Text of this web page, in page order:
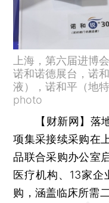
上海，第六届进博
诺和诺德展台，诺
液），诺和平（地
photo
【财新网】 落
项集采接续采购在
品联合采购办公室
医疗机构、13家
购，涵盖临床所需